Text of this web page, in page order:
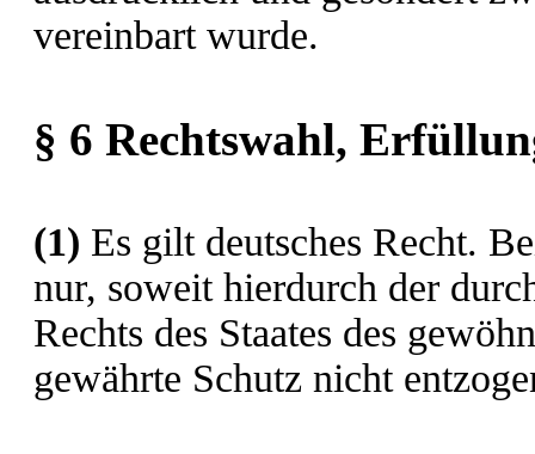
vereinbart wurde.
§ 6 Rechtswahl,
(1) Es gilt deutsches Recht.
nur, soweit hierdurch der
Rechts des Staates des
gewährte Schutz nicht